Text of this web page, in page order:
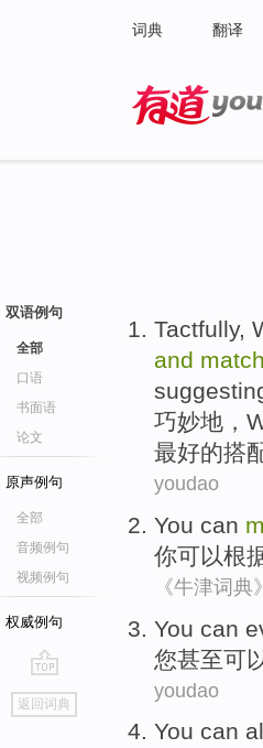
词典 翻译
双语例句
全部
口语
书面语
论文
原声例句
全部
音频例句
视频例句
权威例句
go
top
返回词典
Tactfully,
and match
巧妙地 ，
最好的搭
youdao
You can
你可以根
《牛津词典》
You can
您甚至可
youdao
You can